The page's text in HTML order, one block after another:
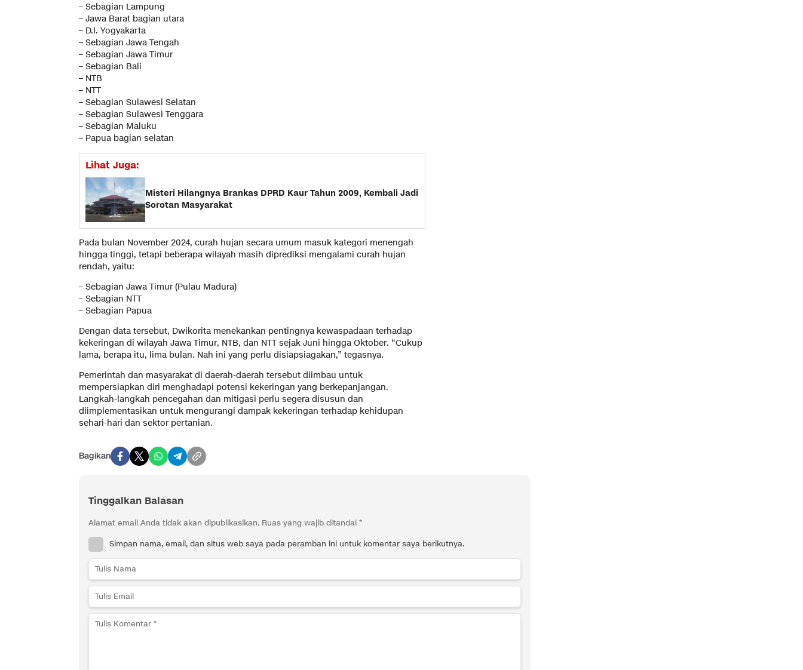
– Sebagian Lampung
– Jawa Barat bagian utara
– D.I. Yogyakarta
– Sebagian Jawa Tengah
– Sebagian Jawa Timur
– Sebagian Bali
– NTB
– NTT
– Sebagian Sulawesi Selatan
– Sebagian Sulawesi Tenggara
– Sebagian Maluku
– Papua bagian selatan
Lihat Juga:
Misteri Hilangnya Brankas DPRD Kaur Tahun 2009, Kembali Jadi
Sorotan Masyarakat
Pada bulan November 2024, curah hujan secara umum masuk kategori menengah
hingga tinggi, tetapi beberapa wilayah masih diprediksi mengalami curah hujan
rendah, yaitu:
– Sebagian Jawa Timur (Pulau Madura)
– Sebagian NTT
– Sebagian Papua
Dengan data tersebut, Dwikorita menekankan pentingnya kewaspadaan terhadap
kekeringan di wilayah Jawa Timur, NTB, dan NTT sejak Juni hingga Oktober. “Cukup
lama, berapa itu, lima bulan. Nah ini yang perlu disiapsiagakan,” tegasnya.
Pemerintah dan masyarakat di daerah-daerah tersebut diimbau untuk
mempersiapkan diri menghadapi potensi kekeringan yang berkepanjangan.
Langkah-langkah pencegahan dan mitigasi perlu segera disusun dan
diimplementasikan untuk mengurangi dampak kekeringan terhadap kehidupan
sehari-hari dan sektor pertanian.
Bagikan
Tinggalkan Balasan
Alamat email Anda tidak akan dipublikasikan. Ruas yang wajib ditandai *
Simpan nama, email, dan situs web saya pada peramban ini untuk komentar saya berikutnya.